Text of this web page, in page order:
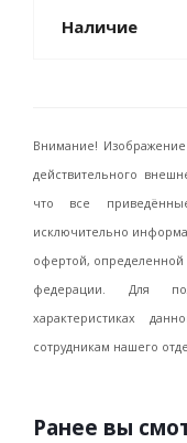
Наличие
Внимание! Изображение
действительного
что все
исключительно
офертой, определенной
федерации. Для
характеристиках
сотрудникам нашего
Ранее вы